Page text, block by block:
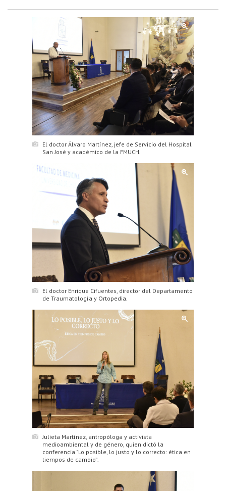
El doctor Álvaro Martínez, jefe de Servicio del Hospital
San José y académico de la FMUCH.
El doctor Enrique Cifuentes, director del Departamento
de Traumatología y Ortopedia.
Julieta Martínez, antropóloga y activista
medioambiental y de género, quien dictó la
conferencia "Lo posible, lo justo y lo correcto: ética en
tiempos de cambio”.